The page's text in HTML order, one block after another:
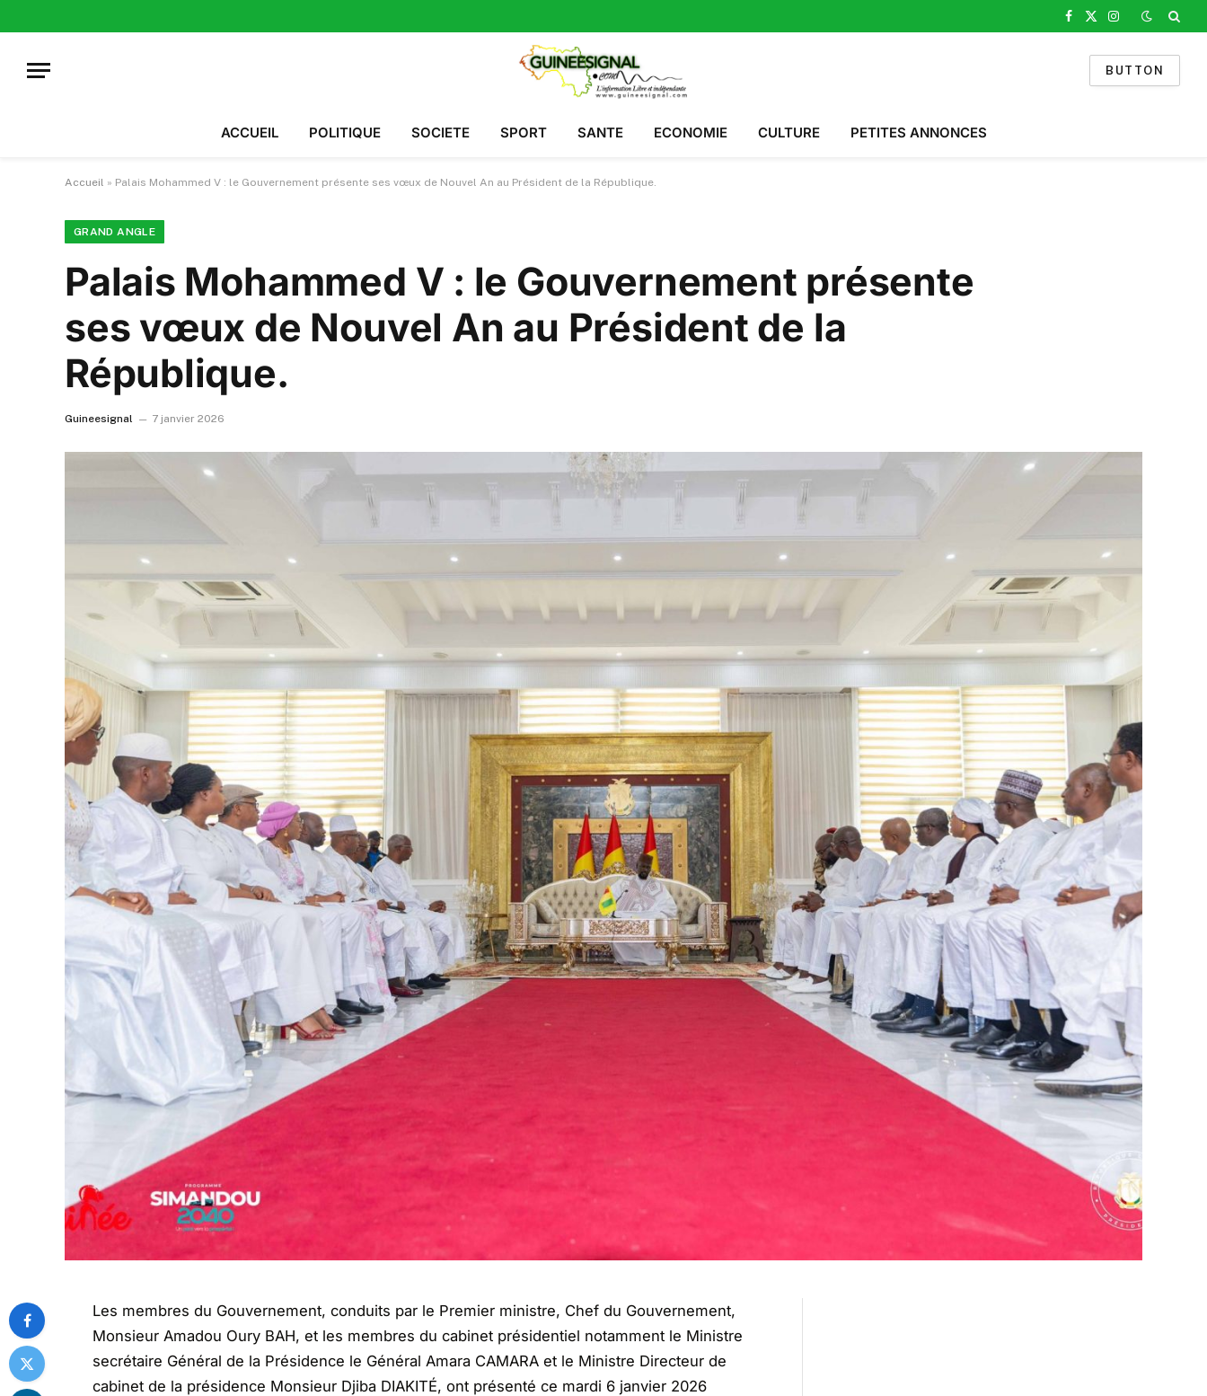
Facebook
X
Instagram
BUTTON
ACCUEIL POLITIQUE SOCIETE SPORT SANTE ECONOMIE CULTURE PETITES ANNONCES
Accueil » Palais Mohammed V : le Gouvernement présente ses vœux de Nouvel An au Président de la République.
GRAND ANGLE
Palais Mohammed V : le Gouvernement présente
ses vœux de Nouvel An au Président de la
République.
Guineesignal 7 janvier 2026
Les membres du Gouvernement, conduits par le Premier ministre, Chef du Gouvernement,
Monsieur Amadou Oury BAH, et les membres du cabinet présidentiel notamment le Ministre
secrétaire Général de la Présidence le Général Amara CAMARA et le Ministre Directeur de
cabinet de la présidence Monsieur Djiba DIAKITÉ, ont présenté ce mardi 6 janvier 2026